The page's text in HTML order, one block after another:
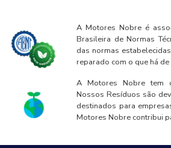
A Motores Nobre é
Brasileira de Normas
das normas
reparado com o que há
A Motores Nobre tem
Nossos Resíduos são
destinados para
Motores Nobre contribui